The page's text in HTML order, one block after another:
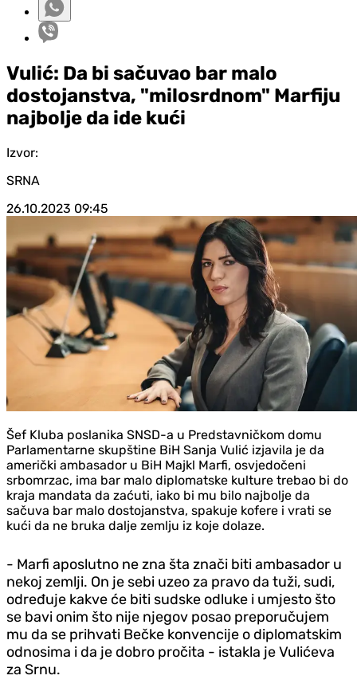
Vulić: Da bi sačuvao bar malo
dostojanstva, "milosrdnom" Marfiju
najbolje da ide kući
Izvor:
SRNA
26.10.2023 09:45
Šef Kluba poslanika SNSD-a u Predstavničkom domu
Parlamentarne skupštine BiH Sanja Vulić izjavila je da
američki ambasador u BiH Majkl Marfi, osvjedočeni
srbomrzac, ima bar malo diplomatske kulture trebao bi do
kraja mandata da zaćuti, iako bi mu bilo najbolje da
sačuva bar malo dostojanstva, spakuje kofere i vrati se
kući da ne bruka dalje zemlju iz koje dolaze.
- Marfi aposlutno ne zna šta znači biti ambasador u
nekoj zemlji. On je sebi uzeo za pravo da tuži, sudi,
određuje kakve će biti sudske odluke i umjesto što
se bavi onim što nije njegov posao preporučujem
mu da se prihvati Bečke konvencije o diplomatskim
odnosima i da je dobro pročita - istakla je Vulićeva
za Srnu.